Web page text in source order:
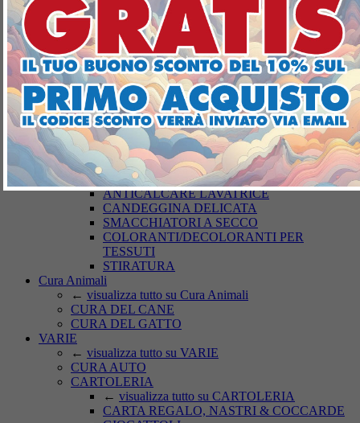
DETERGENZA BUCATO
visualizza tutto su DETERGENZA
BUCATO
SAPONI
DETERSIVI LAVATRICE
BUCATO A MANO
AMMORBIDENTI
PODS-DISCS LAVATRICE
CURA DEI TESSUTI
← visualizza tutto su CURA DEI TESSUTI
ARTICOLI PER IL BUCATO
ANTITARME
TRATTAMENTO BUCATO
ANTICALCARE LAVATRICE
CANDEGGINA DELICATA
SMACCHIATORI A SECCO
COLORANTI/DECOLORANTI PER
TESSUTI
STIRATURA
Cura Animali
← visualizza tutto su Cura Animali
CURA DEL CANE
CURA DEL GATTO
VARIE
← visualizza tutto su VARIE
CURA AUTO
CARTOLERIA
← visualizza tutto su CARTOLERIA
CARTA REGALO, NASTRI & COCCARDE